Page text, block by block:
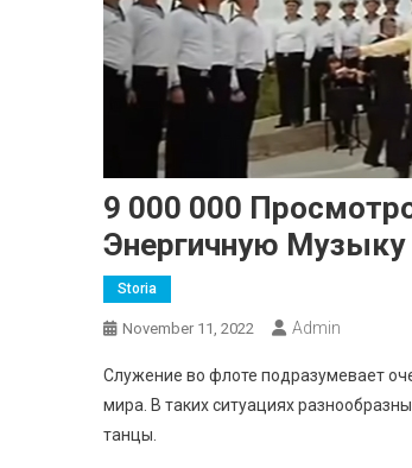
9 000 000
Энергичную Музыку
Storia
November 11, 2022 Admin
Служение во флоте подразумевает
мира. В таких ситуациях
танцы.